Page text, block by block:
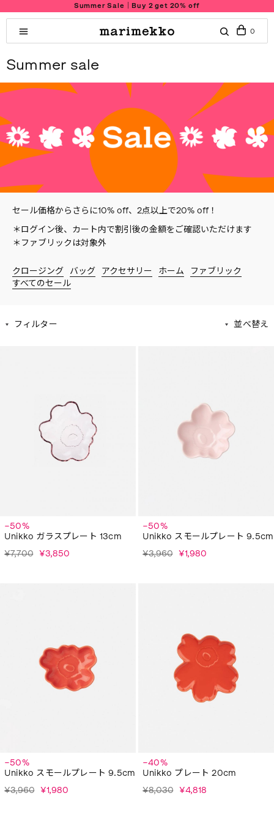
Summer Sale｜Buy 2 get 20% off
0
Summer sale
セール価格からさらに10% off、2点以上で20% off！
＊ログイン後、カート内で割引後の金額をご確認いただけます
＊ファブリックは対象外
クロージング バッグ アクセサリー ホーム
ファブリック
すべてのセール
フィルター 並べ替え
−50%
Unikko ガラスプレート 13cm
¥7,700 ¥3,850
−50%
Unikko スモールプレート 9.5cm
¥3,960 ¥1,980
−50%
Unikko スモールプレート 9.5cm
¥3,960 ¥1,980
−40%
Unikko プレート 20cm
¥8,030 ¥4,818